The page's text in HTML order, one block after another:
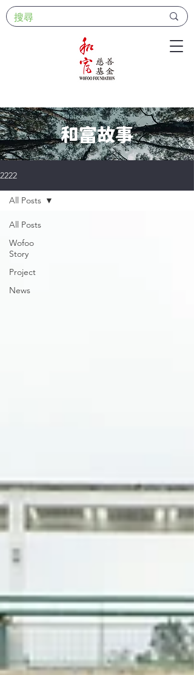
和富故事
2222
All Posts
Wofoo
Story
Project
News
All Posts